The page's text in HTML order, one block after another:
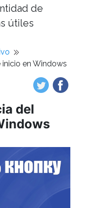
de
útiles
en Windows
del